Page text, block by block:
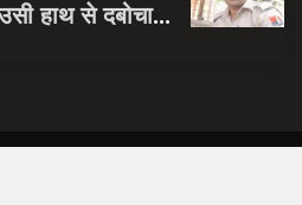
हाथ से दबोचा